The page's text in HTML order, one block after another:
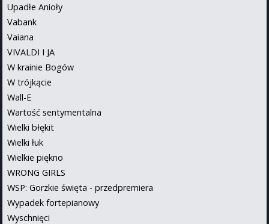
Upadłe Anioły
Vabank
Vaiana
VIVALDI I JA
W krainie Bogów
W trójkącie
Wall-E
Wartość sentymentalna
Wielki błękit
Wielki łuk
Wielkie piękno
WRONG GIRLS
WSP: Gorzkie święta - przedpremiera
Wypadek fortepianowy
Wyschnięci